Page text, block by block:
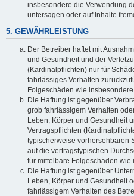
insbesondere die Verwendung
untersagen oder auf Inhalte
5. GEWÄHRLEISTUNG
Der Betreiber haftet mit
und Gesundheit und der
(Kardinalpflichten) nur für
fahrlässiges Verhalten
Folgeschäden wie
Die Haftung ist gegenüber
grob fahrlässigem Verhalten
Leben, Körper und Gesundheit
Vertragspflichten
typischerweise vorhersehbaren
auf die vertragstypischen
für mittelbare Folgeschäden wie
Die Haftung ist gegenüber
Leben, Körper und Gesundheit
fahrlässigem Verhalten des